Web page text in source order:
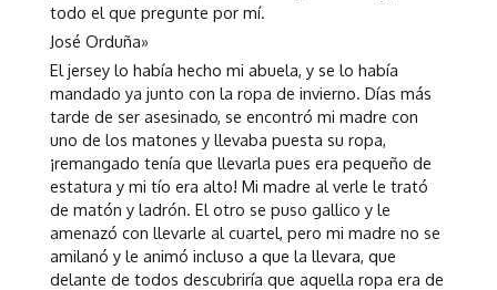
todo el que pregunte por mí.
José Orduña»
El jersey lo había hecho mi abuela, y se lo había
mandado ya junto con la ropa de invierno. Días más
tarde de ser asesinado, se encontró mi madre con
uno de los matones y llevaba puesta su ropa,
¡remangado tenía que llevarla pues era pequeño de
estatura y mi tío era alto! Mi madre al verle le trató
de matón y ladrón. El otro se puso gallico y le
amenazó con llevarle al cuartel, pero mi madre no se
amilanó y le animó incluso a que la llevara, que
delante de todos descubriría que aquella ropa era de